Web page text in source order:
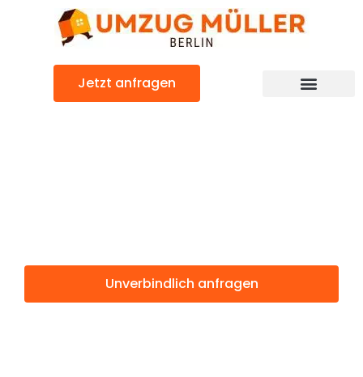
Jetzt anfragen
Unverbindlich anfragen